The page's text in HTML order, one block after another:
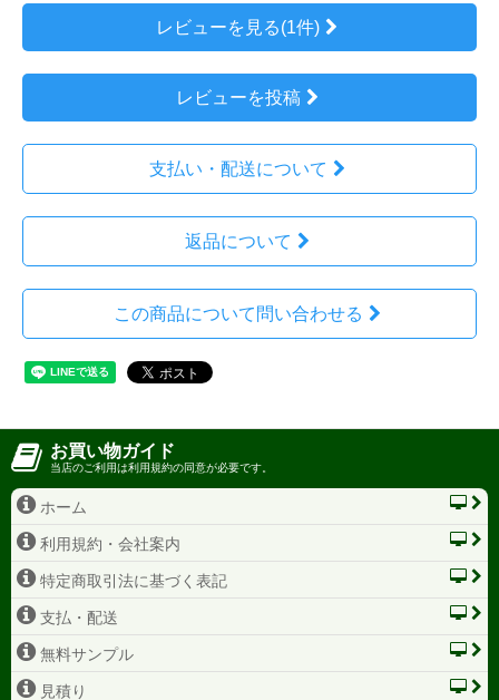
レビューを見る(1件)
レビューを投稿
支払い・配送について
返品について
この商品について問い合わせる
お買い物ガイド
当店のご利用は利用規約の同意が必要です。
ホーム
利用規約・会社案内
特定商取引法に基づく表記
支払・配送
無料サンプル
見積り